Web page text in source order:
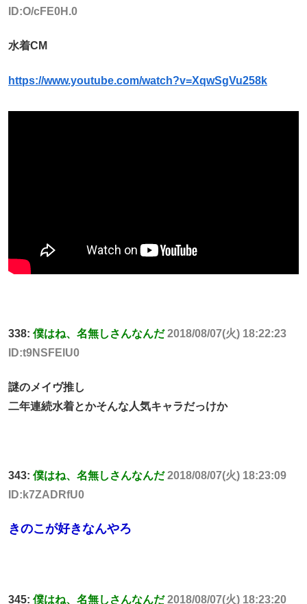
ID:O/cFE0H.0
水着CM
https://www.youtube.com/watch?v=XqwSgVu258k
338: 僕はね、名無しさんなんだ 2018/08/07(火) 18:22:23
ID:t9NSFElU0
謎のメイヴ推し
二年連続水着とかそんな人気キャラだっけか
343: 僕はね、名無しさんなんだ 2018/08/07(火) 18:23:09
ID:k7ZADRfU0
きのこが好きなんやろ
345: 僕はね、名無しさんなんだ 2018/08/07(火) 18:23:20